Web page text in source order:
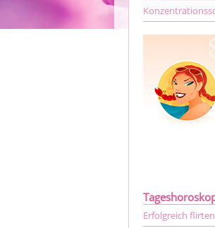
Erfolgreich flirten